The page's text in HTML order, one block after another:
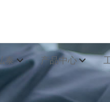
泰 产品中心
公司新闻